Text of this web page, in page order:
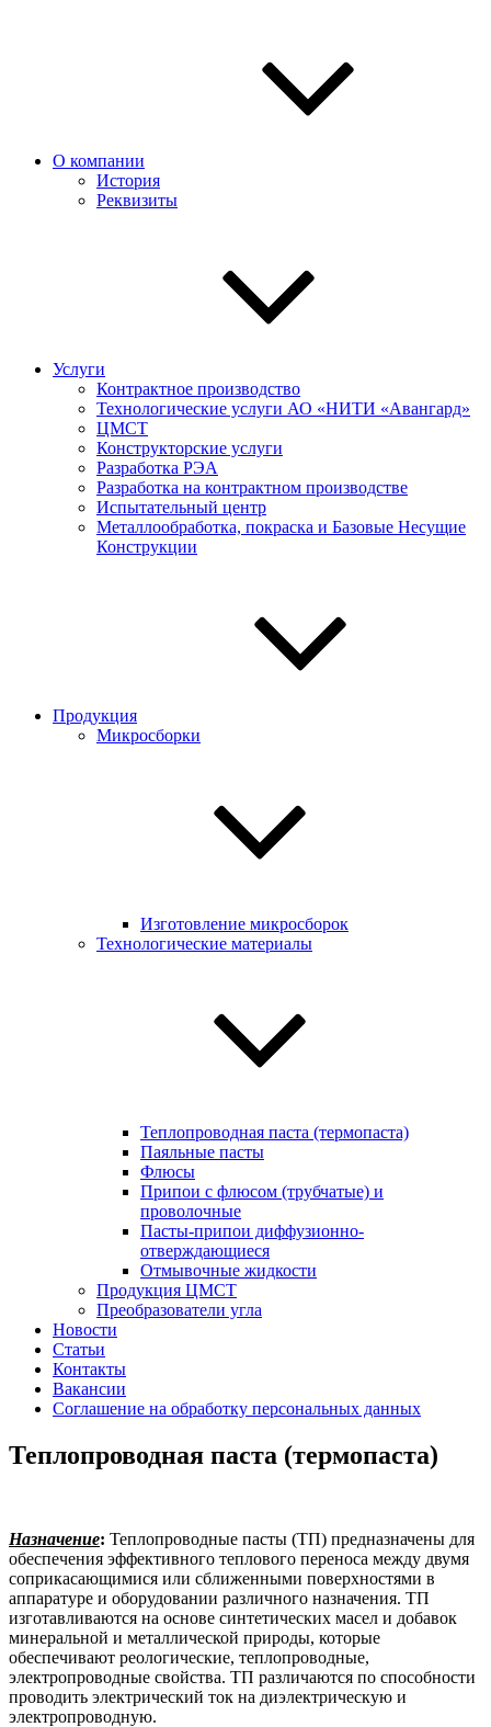
О компании
История
Реквизиты
Услуги
Контрактное производство
Технологические услуги АО «НИТИ «Авангард»
ЦМСТ
Конструкторские услуги
Разработка РЭА
Разработка на контрактном производстве
Испытательный центр
Металлообработка, покраска и Базовые Несущие
Конструкции
Продукция
Микросборки
Изготовление микросборок
Технологические материалы
Теплопроводная паста (термопаста)
Паяльные пасты
Флюсы
Припои с флюсом (трубчатые) и
проволочные
Пасты-припои диффузионно-
отверждающиеся
Отмывочные жидкости
Продукция ЦМСТ
Преобразователи угла
Новости
Статьи
Контакты
Вакансии
Соглашение на обработку персональных данных
Теплопроводная паста (термопаста)
Назначение: Теплопроводные пасты (ТП) предназначены для
обеспечения эффективного теплового переноса между двумя
соприкасающимися или сближенными поверхностями в
аппаратуре и оборудовании различного назначения. ТП
изготавливаются на основе синтетических масел и добавок
минеральной и металлической природы, которые
обеспечивают реологические, теплопроводные,
электропроводные свойства. ТП различаются по способности
проводить электрический ток на диэлектрическую и
электропроводную.